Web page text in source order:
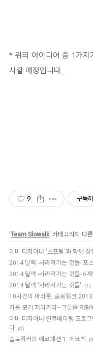
* 위의 아이디어 중 1가지
시할 예정입니다.
9 구독
'Team Slowalk' 카테고리의 다
예비 디자이너 '스프링'과 함께
2014 달력 -사라져가는 것들- 포
2014 달력 -사라져가는 것들- 6
2014 달력 '사라져가는 것들' (1)
10시간의 마라톤, 슬로워크 2013
가을 모기 저리가라~그릇을 재활
예비 디자이너 인큐베이팅 프로
다 (4)
슬로워커의 에코패션 1: 에코백